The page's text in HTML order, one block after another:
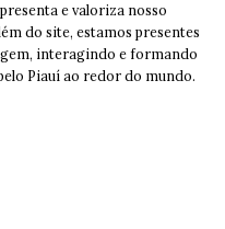
e valoriza nosso
do site, estamos presentes
interagindo e formando
Piauí ao redor do mundo.